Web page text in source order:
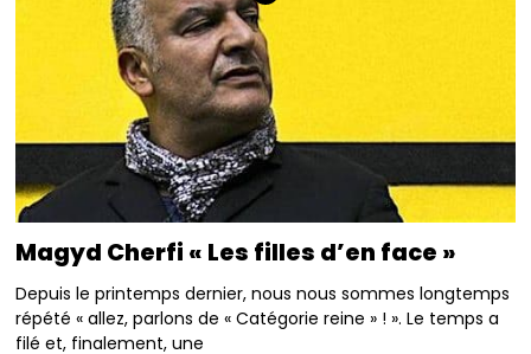
Magyd Cherfi « Les filles d’en face »
Depuis le printemps dernier, nous nous sommes longtemps
répété « allez, parlons de « Catégorie reine » ! ». Le temps a
filé et, finalement, une